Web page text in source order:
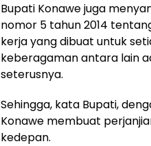
Bupati Konawe juga
nomor 5 tahun 2014
kerja yang dibuat untuk
keberagaman antara lain
seterusnya.
Sehingga, kata Bupati,
Konawe membuat
kedepan.